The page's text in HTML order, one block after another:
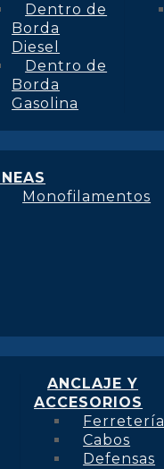
Dentro de
Borda
Diesel
Dentro de
Borda
Gasolina
Monofilamentos
ANCLAJE Y
ACCESORIOS
Ferretería
Cabos
Defensas